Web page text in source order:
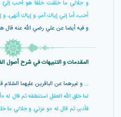
و جلالي ما خلقت خلقا هو أحب إليّ
أحب، أما إني إياك آمر، و إياك أنهى،
و فيه أيضا عن علي رضي الله عنه قال
المقدمات و التنبیهات في شرح أصول
... و غيرهما عن الباقرين عليهما السّلام
لما خلق اللّه العقل استنطقه ثم قال له
فأدبر، ثم قال له «و عزتي و جلالي